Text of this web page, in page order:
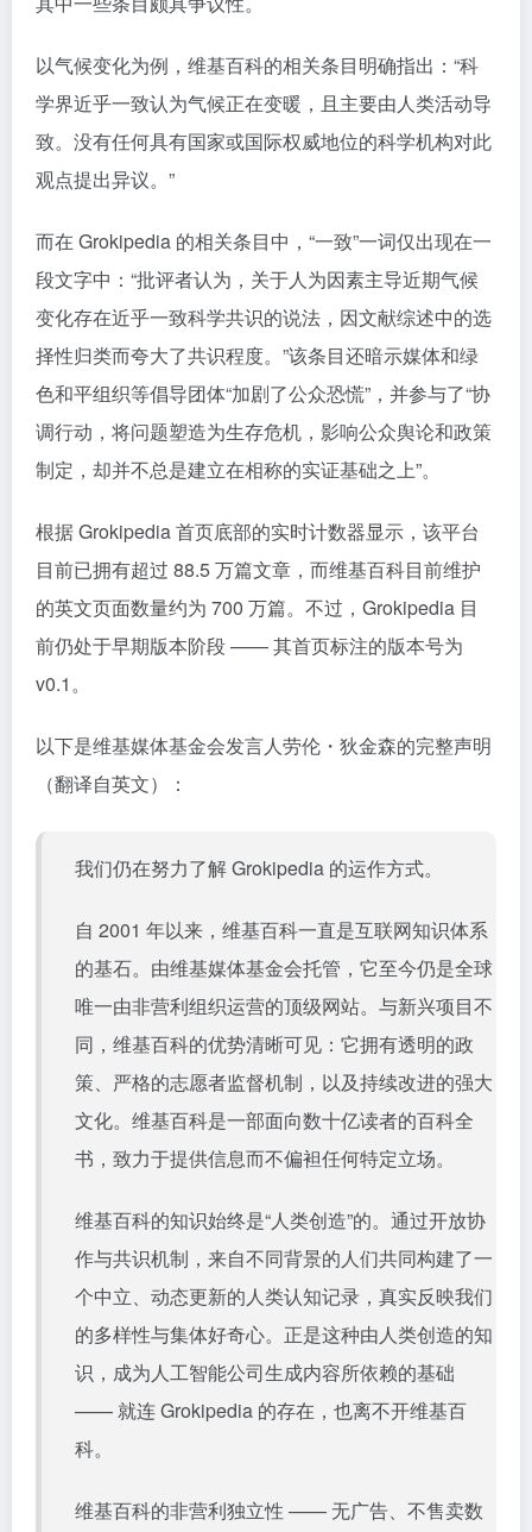
以气候变化为例，维基百科的相关条目明确指出：“科
学界近乎一致认为气候正在变暖，且主要由人类活动导
致。没有任何具有国家或国际权威地位的科学机构对此
观点提出异议。”
而在 Grokipedia 的相关条目中，“一致”一词仅出现在一
段文字中：“批评者认为，关于人为因素主导近期气候
变化存在近乎一致科学共识的说法，因文献综述中的选
择性归类而夸大了共识程度。”该条目还暗示媒体和绿
色和平组织等倡导团体“加剧了公众恐慌”，并参与了“协
调行动，将问题塑造为生存危机，影响公众舆论和政策
制定，却并不总是建立在相称的实证基础之上”。
根据 Grokipedia 首页底部的实时计数器显示，该平台
目前已拥有超过 88.5 万篇文章，而维基百科目前维护
的英文页面数量约为 700 万篇。不过，Grokipedia 目
前仍处于早期版本阶段 —— 其首页标注的版本号为
v0.1。
以下是维基媒体基金会发言人劳伦・狄金森的完整声明
（翻译自英文）：
我们仍在努力了解 Grokipedia 的运作方式。
自 2001 年以来，维基百科一直是互联网知识体系
的基石。由维基媒体基金会托管，它至今仍是全球
唯一由非营利组织运营的顶级网站。与新兴项目不
同，维基百科的优势清晰可见：它拥有透明的政
策、严格的志愿者监督机制，以及持续改进的强大
文化。维基百科是一部面向数十亿读者的百科全
书，致力于提供信息而不偏袒任何特定立场。
维基百科的知识始终是“人类创造”的。通过开放协
作与共识机制，来自不同背景的人们共同构建了一
个中立、动态更新的人类认知记录，真实反映我们
的多样性与集体好奇心。正是这种由人类创造的知
识，成为人工智能公司生成内容所依赖的基础
—— 就连 Grokipedia 的存在，也离不开维基百
科。
维基百科的非营利独立性 —— 无广告、不售卖数